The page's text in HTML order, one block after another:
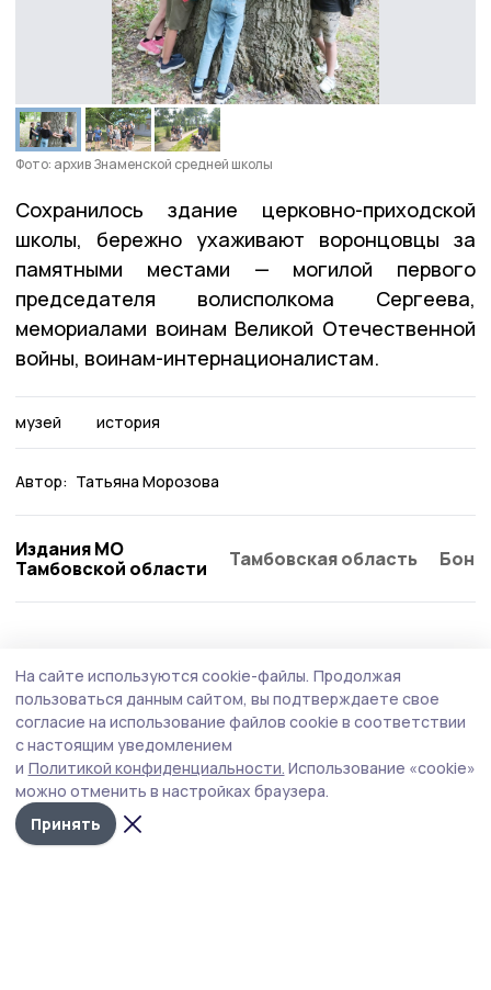
Фото: архив Знаменской средней школы
Сохранилось здание церковно-приходской
школы, бережно ухаживают воронцовцы за
памятными местами — могилой первого
председателя волисполкома Сергеева,
мемориалами воинам Великой Отечественной
войны, воинам-интернационалистам.
музей история
Автор: Татьяна Морозова
Издания МО
Тамбовской области
Тамбовская область
На сайте используются cookie-файлы. Продолжая
пользоваться данным сайтом, вы подтверждаете свое
согласие на использование файлов cookie в соответствии
с настоящим уведомлением
и Политикой конфиденциальности. Использование «cookie»
можно отменить в настройках браузера.
Принять